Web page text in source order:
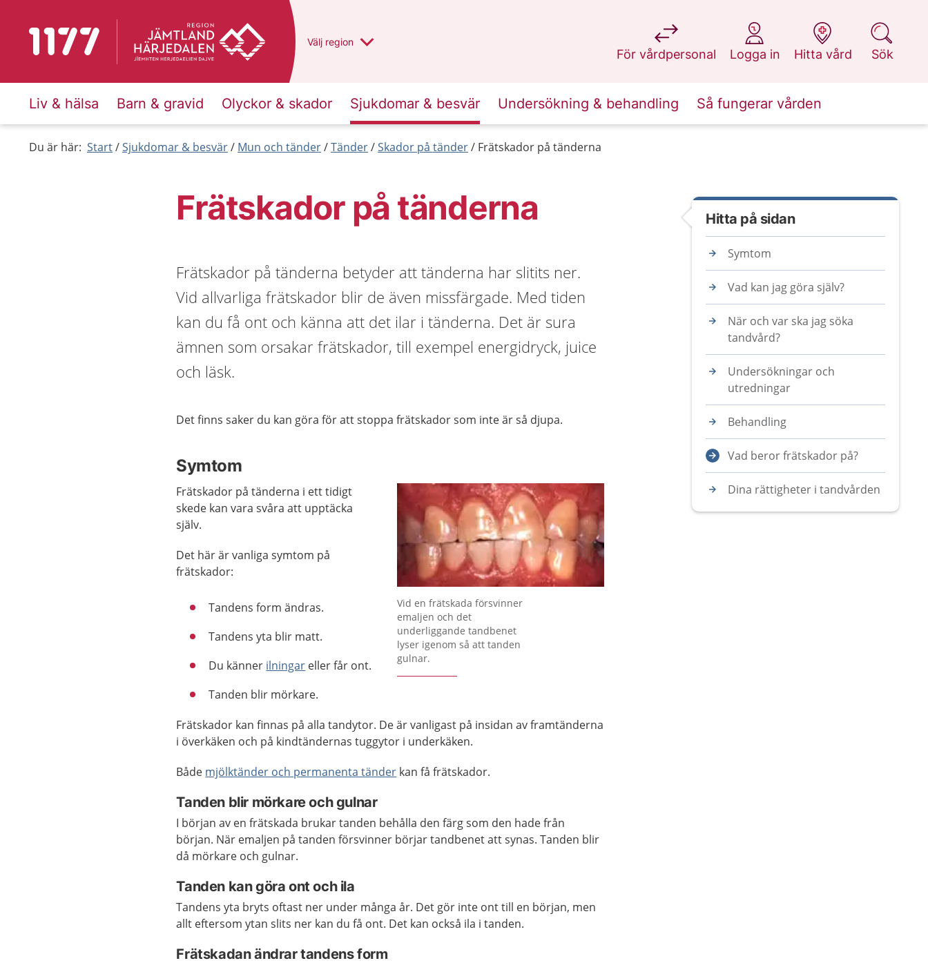
Till startsidan för 1177 Du har valt region
Välj en annan
region
För vårdpersonal
på 1177.se
Logga in
på 1177.se
Hitta vård
på 1177.se
Sök
på 1177.se
Liv & hälsa Barn & gravid Olyckor & skador Sjukdomar & besvär Undersökning & behandling Så fungerar vården
Du är här: Start Sjukdomar & besvär Mun och tänder Tänder Skador på tänder Frätskador på tänderna
Frätskador på tänderna
Frätskador på tänderna betyder att tänderna har slitits ner.
Vid allvarliga frätskador blir de även missfärgade. Med tiden
kan du få ont och känna att det ilar i tänderna. Det är sura
ämnen som orsakar frätskador, till exempel energidryck, juice
och läsk.
Det finns saker du kan göra för att stoppa frätskador som inte är så djupa.
Symtom
Vid en frätskada försvinner
emaljen och det
underliggande tandbenet
lyser igenom så att tanden
gulnar.
Frätskador på tänderna i ett tidigt
skede kan vara svåra att upptäcka
själv.
Det här är vanliga symtom på
frätskador:
Tandens form ändras.
Tandens yta blir matt.
Du känner ilningar eller får ont.
Tanden blir mörkare.
Frätskador kan finnas på alla tandytor. De är vanligast på insidan av framtänderna
i överkäken och på kindtändernas tuggytor i underkäken.
Både mjölktänder och permanenta tänder kan få frätskador.
Tanden blir mörkare och gulnar
I början av en frätskada brukar tanden behålla den färg som den hade från
början. När emaljen på tanden försvinner börjar tandbenet att synas. Tanden blir
då mörkare och gulnar.
Tanden kan göra ont och ila
Tandens yta bryts oftast ner under många år. Det gör inte ont till en början, men
allt eftersom ytan slits ner kan du få ont. Det kan också ila i tanden.
Frätskadan ändrar tandens form
Hitta på sidan
Symtom
Vad kan jag göra själv?
När och var ska jag söka
tandvård?
Undersökningar och
utredningar
Behandling
Vad beror frätskador på?
Dina rättigheter i tandvården